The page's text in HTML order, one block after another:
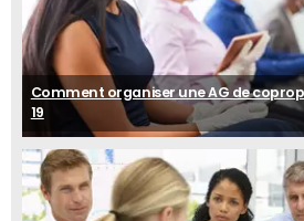
Comment organiser une AG de
19